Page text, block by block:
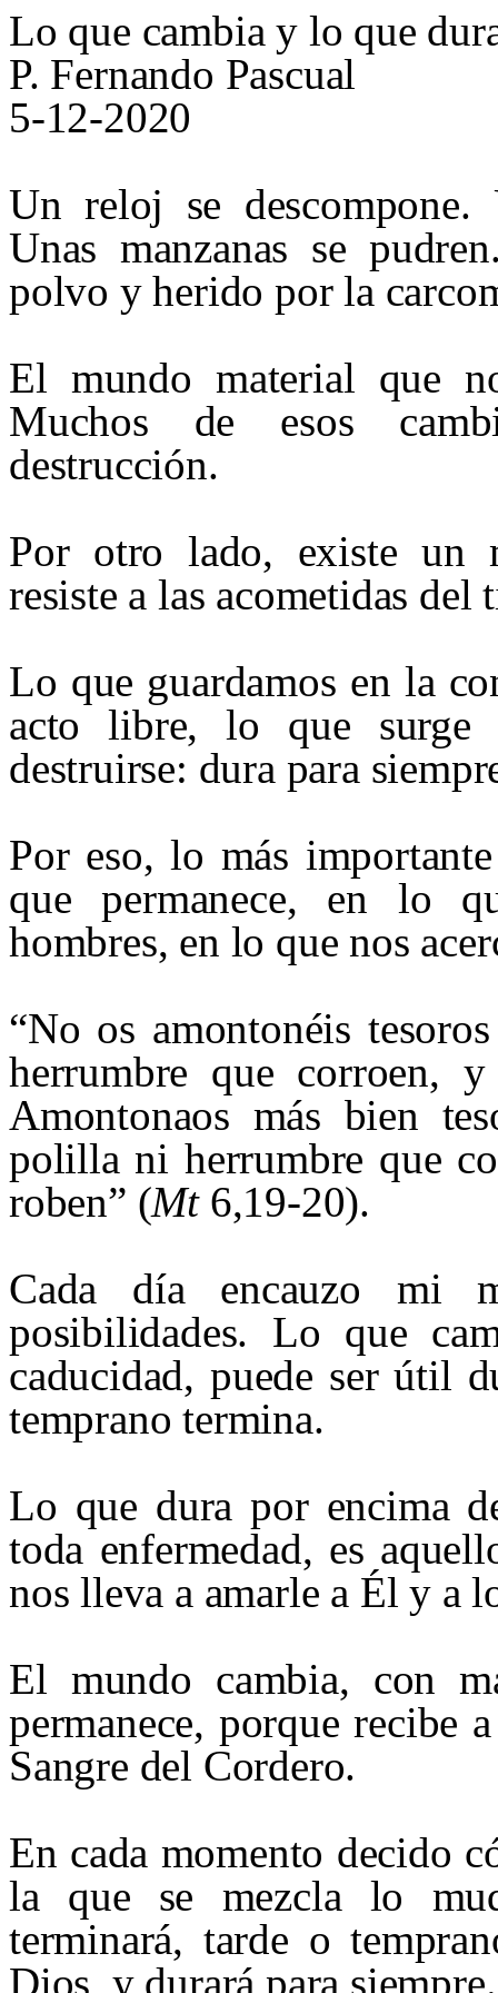
Lo que cambia y lo que
P. Fernando Pascual
5-12-2020
Un reloj se descompone.
Unas manzanas se
polvo y herido por la
El mundo material que
Muchos de esos
destrucción.
Por otro lado, existe un
resiste a las acometidas
Lo que guardamos en la
acto libre, lo que surge
destruirse: dura para
Por eso, lo más
que permanece, en lo
hombres, en lo que nos
“No os amontonéis
herrumbre que corroen,
Amontonaos más bien
polilla ni herrumbre que
roben” (Mt6,19‑20).
Cada día encauzo mi
posibilidades. Lo que
caducidad, puede ser útil
temprano termina.
Lo que dura por encima
toda enfermedad, es
nos lleva a amarle a Él y a
El mundo cambia, con
permanece, porque recibe
Sangre del Cordero.
En cada momento decido
la que se mezcla lo
terminará, tarde o
Dios, y durará para